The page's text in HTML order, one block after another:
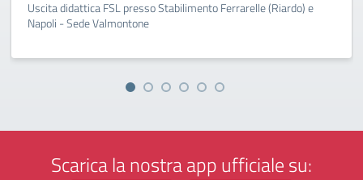
Uscita didattica FSL presso Stabilimento Ferrarelle (Riardo) e
Napoli - Sede Valmontone
Scarica la nostra app ufficiale su: